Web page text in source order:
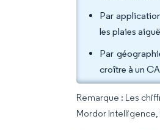
Par
les plaies
Par
croître à un
Remarque : Les
Mordor Intelligence,